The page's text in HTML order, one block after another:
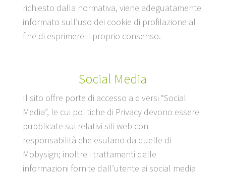
richiesto dalla normativa, viene adeguatamente
informato sull’uso dei cookie di profilazione al
fine di esprimere il proprio consenso.
Social Media
Il sito offre porte di accesso a diversi “Social
Media”, le cui politiche di Privacy devono essere
pubblicate sui relativi siti web con
responsabilità che esulano da quelle di
Mobysign; inoltre i trattamenti delle
informazioni fornite dall’utente ai social media